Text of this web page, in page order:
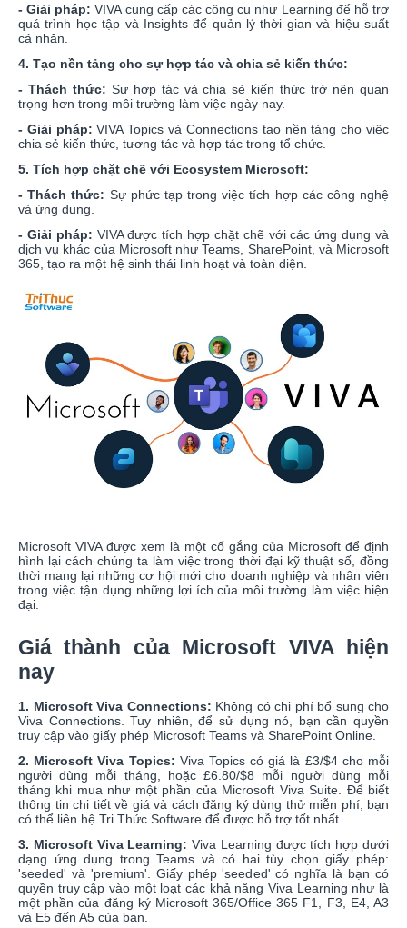
- Giải pháp: VIVA cung cấp các công cụ như Learning để hỗ trợ
quá trình học tập và Insights để quản lý thời gian và hiệu suất
cá nhân.
4. Tạo nền tảng cho sự hợp tác và chia sẻ kiến thức:
- Thách thức: Sự hợp tác và chia sẻ kiến thức trở nên quan
trọng hơn trong môi trường làm việc ngày nay.
- Giải pháp: VIVA Topics và Connections tạo nền tảng cho việc
chia sẻ kiến thức, tương tác và hợp tác trong tổ chức.
5. Tích hợp chặt chẽ với Ecosystem Microsoft:
- Thách thức: Sự phức tạp trong việc tích hợp các công nghệ
và ứng dụng.
- Giải pháp: VIVA được tích hợp chặt chẽ với các ứng dụng và
dịch vụ khác của Microsoft như Teams, SharePoint, và Microsoft
365, tạo ra một hệ sinh thái linh hoạt và toàn diện.
Microsoft VIVA được xem là một cố gắng của Microsoft để định
hình lại cách chúng ta làm việc trong thời đại kỹ thuật số, đồng
thời mang lại những cơ hội mới cho doanh nghiệp và nhân viên
trong việc tận dụng những lợi ích của môi trường làm việc hiện
đại.
Giá thành của Microsoft VIVA hiện
nay
1. Microsoft Viva Connections: Không có chi phí bổ sung cho
Viva Connections. Tuy nhiên, để sử dụng nó, bạn cần quyền
truy cập vào giấy phép Microsoft Teams và SharePoint Online.
2. Microsoft Viva Topics: Viva Topics có giá là £3/$4 cho mỗi
người dùng mỗi tháng, hoặc £6.80/$8 mỗi người dùng mỗi
tháng khi mua như một phần của Microsoft Viva Suite. Để biết
thông tin chi tiết về giá và cách đăng ký dùng thử miễn phí, bạn
có thể liên hệ Tri Thức Software để được hỗ trợ tốt nhất.
3. Microsoft Viva Learning: Viva Learning được tích hợp dưới
dạng ứng dụng trong Teams và có hai tùy chọn giấy phép:
'seeded' và 'premium'. Giấy phép 'seeded' có nghĩa là bạn có
quyền truy cập vào một loạt các khả năng Viva Learning như là
một phần của đăng ký Microsoft 365/Office 365 F1, F3, E4, A3
và E5 đến A5 của bạn.